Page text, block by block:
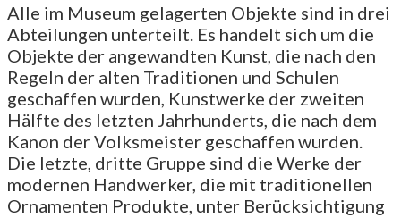
Alle im Museum gelagerten Objekte sind in drei
Abteilungen unterteilt. Es handelt sich um die
Objekte der angewandten Kunst, die nach den
Regeln der alten Traditionen und Schulen
geschaffen wurden, Kunstwerke der zweiten
Hälfte des letzten Jahrhunderts, die nach dem
Kanon der Volksmeister geschaffen wurden.
Die letzte, dritte Gruppe sind die Werke der
modernen Handwerker, die mit traditionellen
Ornamenten Produkte, unter Berücksichtigung